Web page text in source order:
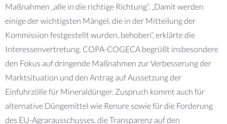
Maßnahmen „alle in die richtige Richtung“. „Damit werden
einige der wichtigsten Mängel, die in der Mitteilung der
Kommission festgestellt wurden, behoben“, erklärte die
Interessenvertretung. COPA-COGECA begrüßt insbesondere
den Fokus auf dringende Maßnahmen zur Verbesserung der
Marktsituation und den Antrag auf Aussetzung der
Einfuhrzölle für Mineraldünger. Zuspruch kommt auch für
alternative Düngemittel wie Renure sowie für die Forderung
des EU-Agrarausschusses, die Transparenz auf den